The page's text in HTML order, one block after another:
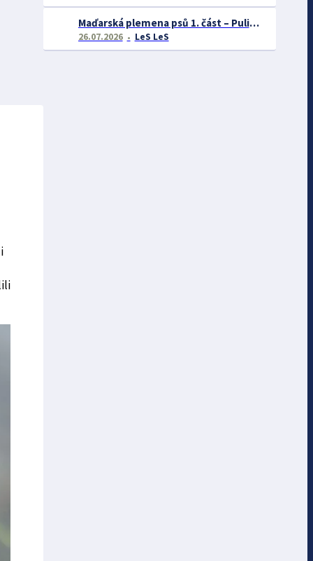
Maďarská plemena psů 1. část – Puli, Komondor
26.07.2026 LeS LeS